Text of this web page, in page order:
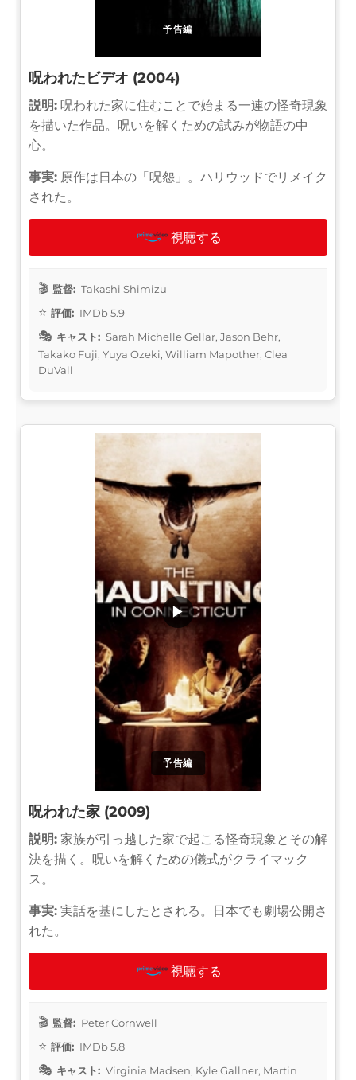
予告編
呪われたビデオ (2004)
説明: 呪われた家に住むことで始まる一連の怪奇現象
を描いた作品。呪いを解くための試みが物語の中
心。
事実: 原作は日本の「呪怨」。ハリウッドでリメイク
された。
視聴する
監督: Takashi Shimizu
評価: IMDb 5.9
キャスト: Sarah Michelle Gellar, Jason Behr,
Takako Fuji, Yuya Ozeki, William Mapother, Clea
DuVall
予告編
▶
呪われた家 (2009)
説明: 家族が引っ越した家で起こる怪奇現象とその解
決を描く。呪いを解くための儀式がクライマック
ス。
事実: 実話を基にしたとされる。日本でも劇場公開さ
れた。
視聴する
監督: Peter Cornwell
評価: IMDb 5.8
キャスト: Virginia Madsen, Kyle Gallner, Martin